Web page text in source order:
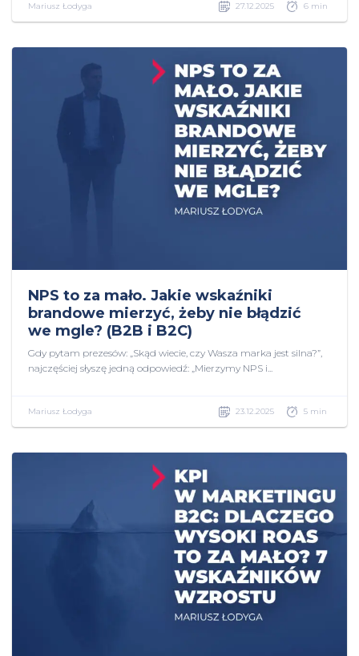
Mariusz Łodyga 27.12.2025 6 min
NPS to za mało. Jakie wskaźniki
brandowe mierzyć, żeby nie błądzić
we mgle? (B2B i B2C)
Gdy pytam prezesów: „Skąd wiecie, czy Wasza marka jest silna?”,
najczęściej słyszę jedną odpowiedź: „Mierzymy NPS i...
Mariusz Łodyga 23.12.2025 5 min